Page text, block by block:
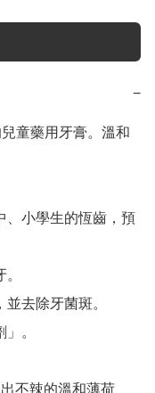
−
童藥用牙膏。溫和
、小學生的恆齒，預
去除牙菌斑。
。
不辣的溫和薄荷